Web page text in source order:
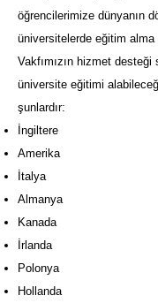
öğrencilerimize dünyanın
üniversitelerde eğitim alma
Vakfımızın hizmet desteği
üniversite eğitimi
şunlardır:
İngiltere
Amerika
İtalya
Almanya
Kanada
İrlanda
Polonya
Hollanda